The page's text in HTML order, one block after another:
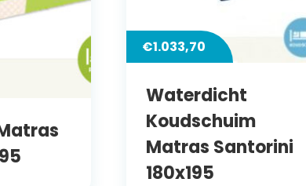
€1.033,70
Waterdicht
Koudschuim
Matras Santorini
180x195